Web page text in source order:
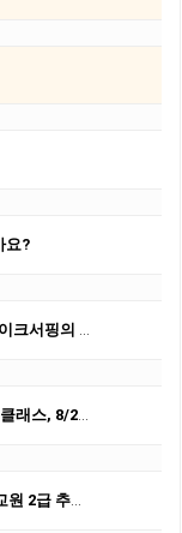
요?
핑의 매력